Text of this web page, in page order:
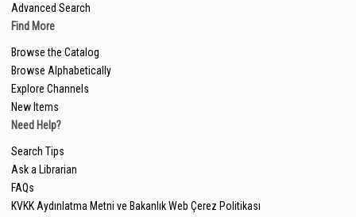
Advanced Search
Find More
Browse the Catalog
Browse Alphabetically
Explore Channels
New Items
Need Help?
Search Tips
Ask a Librarian
FAQs
KVKK Aydınlatma Metni ve Bakanlık Web Çerez Politikası